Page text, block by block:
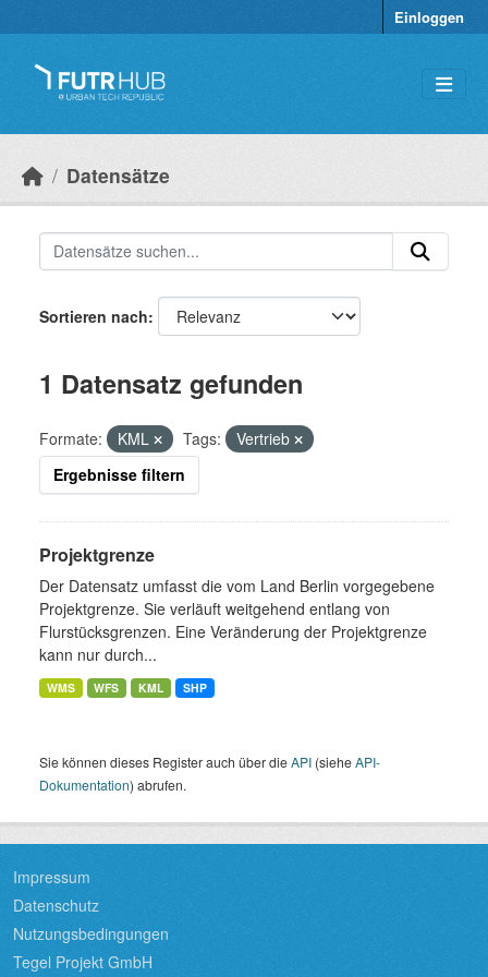
Einloggen
Datensätze
Sortieren nach
1 Datensatz gefunden
Formate: KML Tags:
Vertrieb
Ergebnisse filtern
Projektgrenze
Der Datensatz umfasst die vom Land Berlin vorgegebene
Projektgrenze. Sie verläuft weitgehend entlang von
Flurstücksgrenzen. Eine Veränderung der Projektgrenze
kann nur durch...
WMS WFS KML SHP
Sie können dieses Register auch über dieAPI (sieheAPI-
Dokumentation) abrufen.
Impressum
Datenschutz
Nutzungsbedingungen
Tegel Projekt GmbH